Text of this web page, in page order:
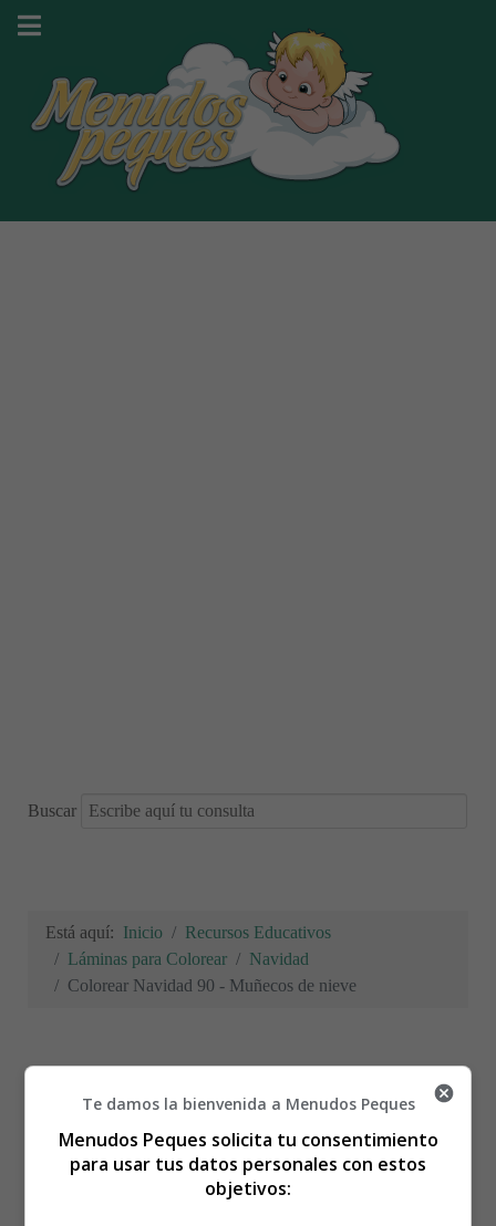
Buscar
Está aquí: Inicio
Recursos Educativos
Láminas para Colorear
Navidad
Colorear Navidad 90 - Muñecos de nieve
Colorear Navidad 90 -
Muñecos de nieve
Te damos la bienvenida a Menudos Peques
Menudos Peques solicita tu consentimiento
para usar tus datos personales con estos
objetivos: